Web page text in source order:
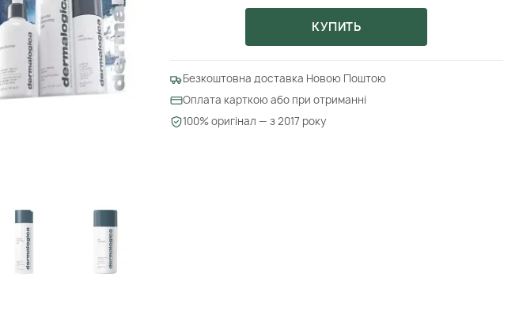
КУПИТЬ
Безкоштовна доставка Новою Поштою
Оплата карткою або при отриманні
100% оригінал — з 2017 року